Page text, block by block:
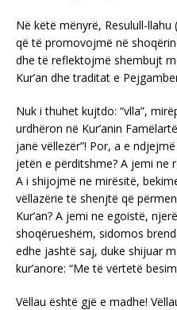
Në këtë mënyrë, Resulull-
që të promovojmë në
dhe të reflektojmë shembujt
Kur’an dhe traditat e
Nuk i thuhet kujtdo: “vlla”,
urdhëron në Kur’anin
janë vëllezër”! Por, a e
jetën e përditshme? A jemi ne
A i shijojmë ne mirësitë,
vëllazërie të shenjtë që
Kur’an? A jemi ne egoistë,
shoqërueshëm, sidomos
edhe jashtë saj, duke shijuar
kur’anore: “Me të vërtetë
Vëllau është gjë e madhe!